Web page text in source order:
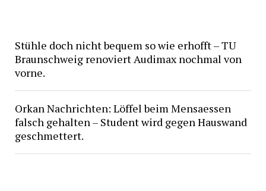
Stühle doch nicht bequem so wie erhofft – TU
Braunschweig renoviert Audimax nochmal von
vorne.
Orkan Nachrichten: Löffel beim Mensaessen
falsch gehalten – Student wird gegen Hauswand
geschmettert.